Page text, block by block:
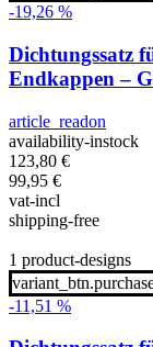
-19,26 %
Dichtungssatz
Endkappen –
article_readon
availability-instock
123,80 €
99,95 €
vat-incl
shipping-free
1 product-designs
-11,51 %